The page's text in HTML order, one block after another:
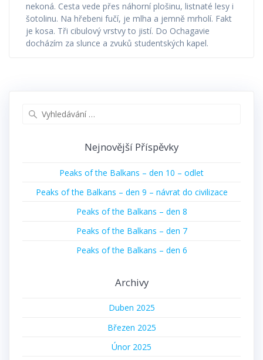
nekoná. Cesta vede přes náhorní plošinu, listnaté lesy i
šotolinu. Na hřebeni fučí, je mlha a jemně mrholí. Fakt
je kosa. Tři cibulový vrstvy to jistí. Do Ochagavie
docházím za slunce a zvuků studentských kapel.
Nejnovější Příspěvky
Peaks of the Balkans – den 10 – odlet
Peaks of the Balkans – den 9 – návrat do civilizace
Peaks of the Balkans – den 8
Peaks of the Balkans – den 7
Peaks of the Balkans – den 6
Archivy
Duben 2025
Březen 2025
Únor 2025